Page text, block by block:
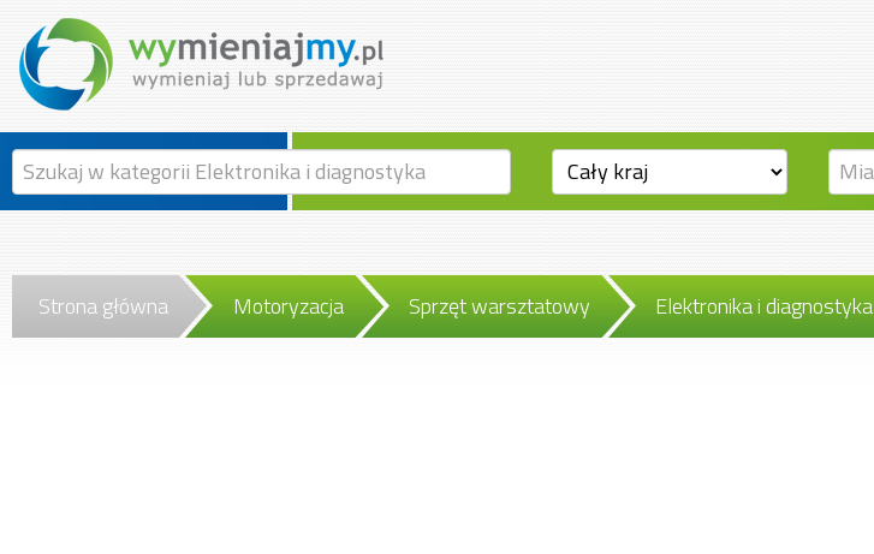
Strona główna Motoryzacja Sprzęt warsztatowy Elektronika i diagnostyka